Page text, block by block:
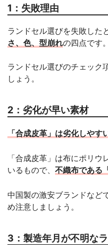
1：失敗理由
ランドセル選びを失敗した
さ、色、型崩れの四点です。
ランドセル選びのチェック
しょう。
2：劣化が早い素材
「合成皮革」は劣化しやす
「合成皮革」は布にポリ
いるもので、 不織布である
中国製の激安ブランドなど
め注意しましょう。
3：製造年月が不明な